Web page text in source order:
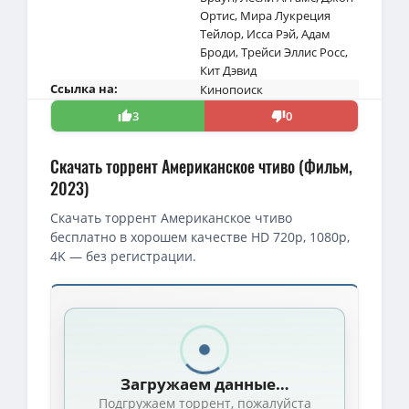
Ортис, Мира Лукреция
Тейлор, Исса Рэй,Адам
Броди,Трейси Эллис Росс,
Кит Дэвид
Ссылка на:
Кинопоиск
3
0
Скачать торрент Американское чтиво (Фильм,
2023)
Скачать торрент Американское чтиво
бесплатно в хорошем качестве HD 720p, 1080p,
4K — без регистрации.
Скачать торрент — Американское чтиво / American Fiction 18
1080p — Американское чтиво / American Fiction (Корд
Американское чтиво / American Fiction (Корд Джефферсон /
1080p — Американское чтиво / American Fiction (2023) WEB-DL
Загружаем данные…
Подгружаем торрент, пожалуйста